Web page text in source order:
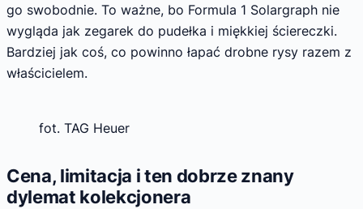
go swobodnie. To ważne, bo Formula 1 Solargraph nie
wygląda jak zegarek do pudełka i miękkiej ściereczki.
Bardziej jak coś, co powinno łapać drobne rysy razem z
właścicielem.
fot. TAG Heuer
Cena, limitacja i ten dobrze znany
dylemat kolekcjonera